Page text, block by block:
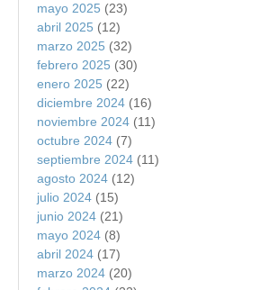
mayo 2025 (23)
abril 2025 (12)
marzo 2025 (32)
febrero 2025 (30)
enero 2025 (22)
diciembre 2024 (16)
noviembre 2024 (11)
octubre 2024 (7)
septiembre 2024 (11)
agosto 2024 (12)
julio 2024 (15)
junio 2024 (21)
mayo 2024 (8)
abril 2024 (17)
marzo 2024 (20)